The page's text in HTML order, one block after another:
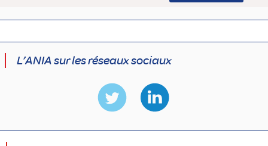
L’ANIA sur les réseaux sociaux